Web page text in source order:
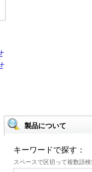
製品について
キーワードで探す：
スペースで区切って複数語